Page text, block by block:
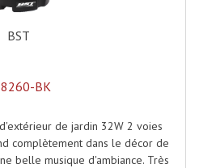
Et Divers
Lumineux Leds
Lumineuse
BST
BK
de jardin 32W 2 voies
complètement dans le décor de
belle musique d'ambiance. Très